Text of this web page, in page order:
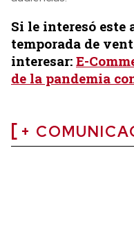
Si le interesó este
temporada de
interesar: E-
de la pandemia
+